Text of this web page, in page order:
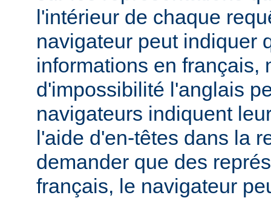
l'intérieur de chaque
navigateur peut indiquer
informations en français,
d'impossibilité l'anglais
navigateurs indiquent
l'aide d'en-têtes dans la
demander que des
français, le navigateur